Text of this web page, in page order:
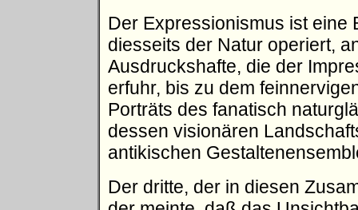
Der Expressionismus ist eine
diesseits der Natur operiert,
Ausdruckshafte, die der
erfuhr, bis zu dem
Porträts des fanatisch
dessen visionären
antikischen
Der dritte, der in diesen